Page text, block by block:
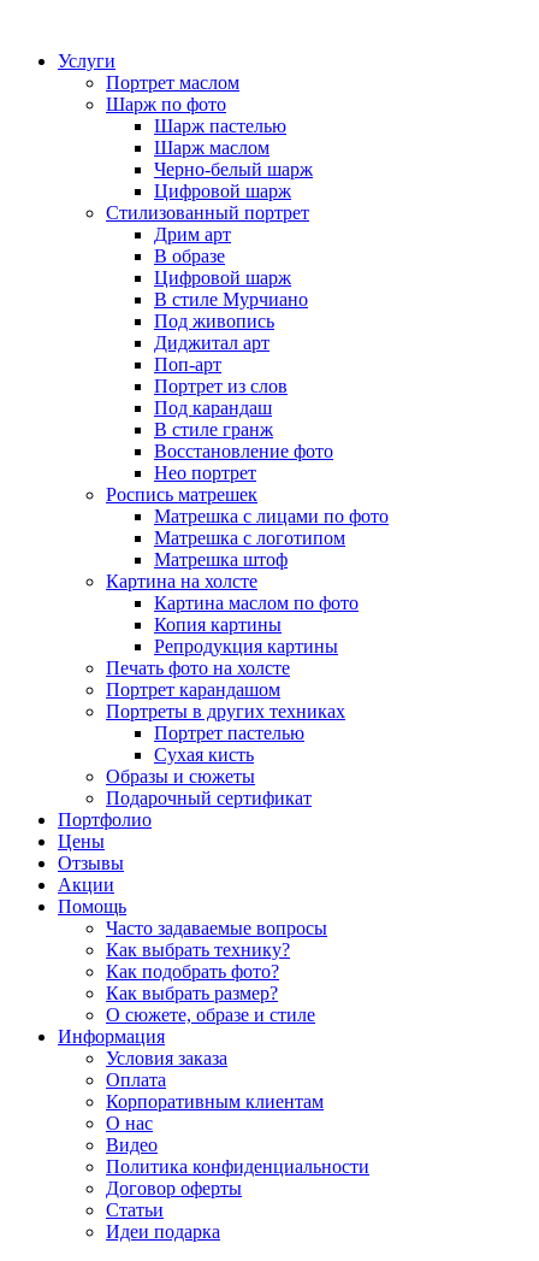
Услуги
Портрет маслом
Шарж по фото
Шарж пастелью
Шарж маслом
Черно-белый шарж
Цифровой шарж
Стилизованный портрет
Дрим арт
В образе
Цифровой шарж
В стиле Мурчиано
Под живопись
Диджитал арт
Поп-арт
Портрет из слов
Под карандаш
В стиле гранж
Восстановление фото
Нео портрет
Роспись матрешек
Матрешка с лицами по фото
Матрешка с логотипом
Матрешка штоф
Картина на холсте
Картина маслом по фото
Копия картины
Репродукция картины
Печать фото на холсте
Портрет карандашом
Портреты в других техниках
Портрет пастелью
Сухая кисть
Образы и сюжеты
Подарочный сертификат
Портфолио
Цены
Отзывы
Акции
Помощь
Часто задаваемые вопросы
Как выбрать технику?
Как подобрать фото?
Как выбрать размер?
О сюжете, образе и стиле
Информация
Условия заказа
Оплата
Корпоративным клиентам
О нас
Видео
Политика конфиденциальности
Договор оферты
Статьи
Идеи подарка